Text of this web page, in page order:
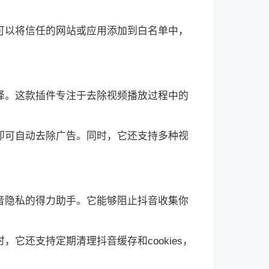
将信任的网站或应用添加到白名单中，
这款插件专注于去除视频播放过程中的
自动去除广告。同时，它还支持多种视
私的得力助手。它能够阻止抖音收集你
它还支持定期清理抖音缓存和cookies，